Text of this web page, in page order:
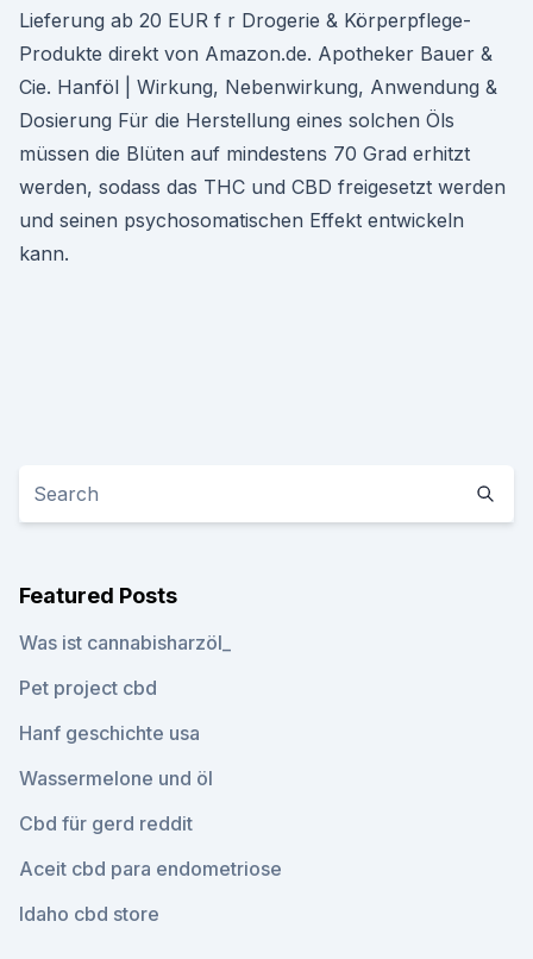
Lieferung ab 20 EUR f r Drogerie & Körperpflege-
Produkte direkt von Amazon.de. Apotheker Bauer &
Cie. Hanföl | Wirkung, Nebenwirkung, Anwendung &
Dosierung Für die Herstellung eines solchen Öls
müssen die Blüten auf mindestens 70 Grad erhitzt
werden, sodass das THC und CBD freigesetzt werden
und seinen psychosomatischen Effekt entwickeln
kann.
Featured Posts
Was ist cannabisharzöl_
Pet project cbd
Hanf geschichte usa
Wassermelone und öl
Cbd für gerd reddit
Aceit cbd para endometriose
Idaho cbd store